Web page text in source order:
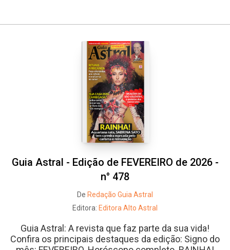
Guia Astral - Edição de FEVEREIRO de 2026 -
n° 478
De Redação Guia Astral
Editora: Editora Alto Astral
Guia Astral: A revista que faz parte da sua vida!
Confira os principais destaques da edição: Signo do